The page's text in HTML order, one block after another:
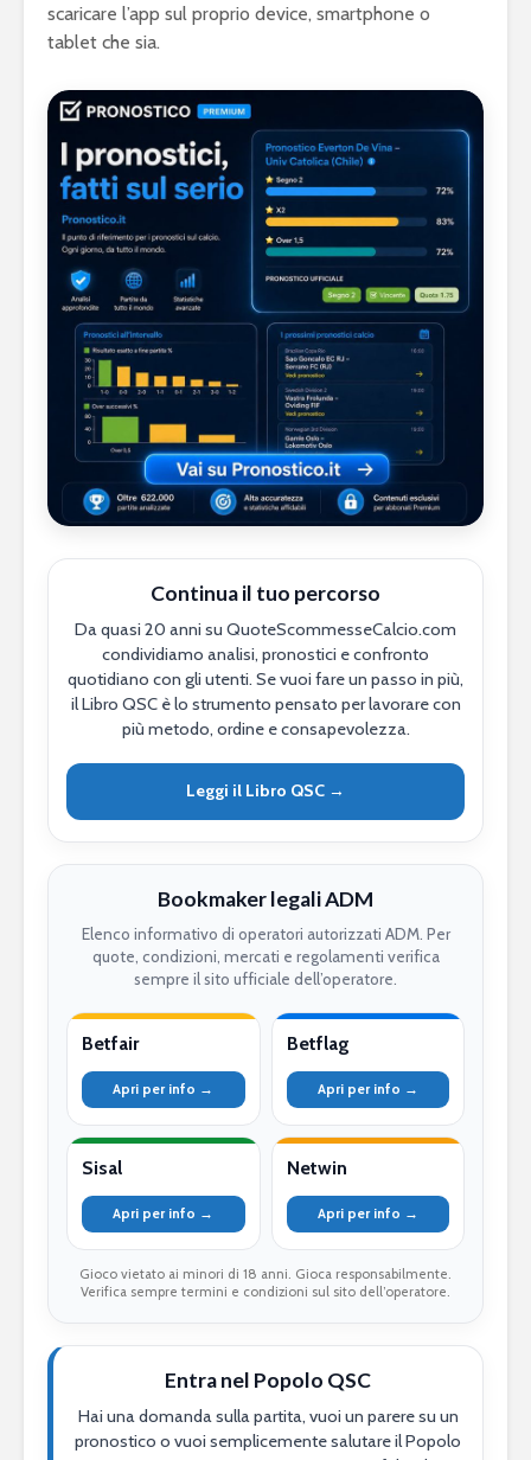
scaricare l’app sul proprio device, smartphone o
tablet che sia.
Continua il tuo percorso
Da quasi 20 anni su QuoteScommesseCalcio.com
condividiamo analisi, pronostici e confronto
quotidiano con gli utenti. Se vuoi fare un passo in più,
il Libro QSC è lo strumento pensato per lavorare con
più metodo, ordine e consapevolezza.
Leggi il Libro QSC →
Bookmaker legali ADM
Elenco informativo di operatori autorizzati ADM. Per
quote, condizioni, mercati e regolamenti verifica
sempre il sito ufficiale dell’operatore.
Betfair
Apri per info →
Betflag
Apri per info →
Sisal
Apri per info →
Netwin
Apri per info →
Gioco vietato ai minori di 18 anni. Gioca responsabilmente.
Verifica sempre termini e condizioni sul sito dell’operatore.
Entra nel Popolo QSC
Hai una domanda sulla partita, vuoi un parere su un
pronostico o vuoi semplicemente salutare il Popolo